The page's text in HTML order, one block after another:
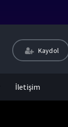
Kaydol
İletişim